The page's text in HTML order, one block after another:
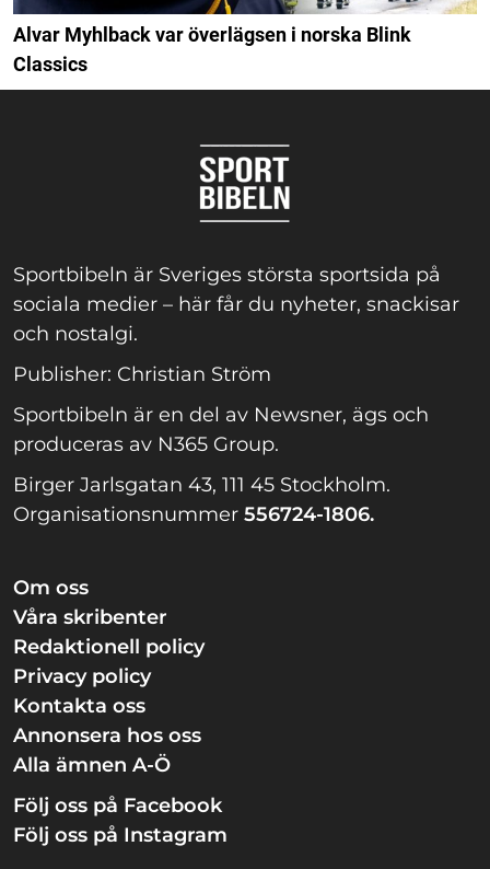
Alvar Myhlback var överlägsen i norska Blink
Classics
Sportbibeln är Sveriges största sportsida på
sociala medier – här får du nyheter, snackisar
och nostalgi.
Publisher: Christian Ström
Sportbibeln är en del av Newsner, ägs och
produceras av N365 Group.
Birger Jarlsgatan 43, 111 45 Stockholm.
Organisationsnummer 556724-1806.
Om oss
Våra skribenter
Redaktionell policy
Privacy policy
Kontakta oss
Annonsera hos oss
Alla ämnen A-Ö
Följ oss på Facebook
Följ oss på Instagram